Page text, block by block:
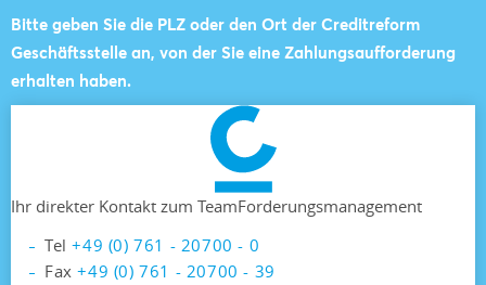
Bitte geben Sie die PLZ oder den Ort der Creditreform
Geschäftsstelle an, von der Sie eine Zahlungsaufforderung
erhalten haben.
Ihr direkter Kontakt zum TeamForderungsmanagement
Tel+49 (0) 761 - 20700 - 0
Fax+49 (0) 761 - 20700 - 39